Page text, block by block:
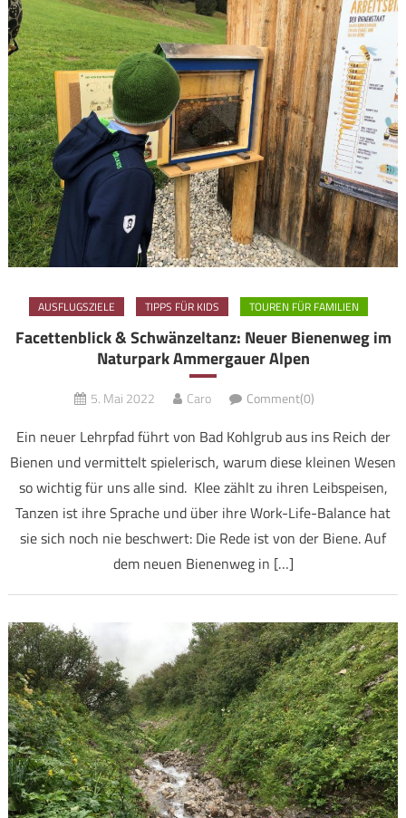
AUSFLUGSZIELE TIPPS FÜR KIDS TOUREN FÜR FAMILIEN
Facettenblick & Schwänzeltanz: Neuer Bienenweg im
Naturpark Ammergauer Alpen
5. Mai 2022 Caro Comment(0)
Ein neuer Lehrpfad führt von Bad Kohlgrub aus ins Reich der
Bienen und vermittelt spielerisch, warum diese kleinen Wesen
so wichtig für uns alle sind. Klee zählt zu ihren Leibspeisen,
Tanzen ist ihre Sprache und über ihre Work-Life-Balance hat
sie sich noch nie beschwert: Die Rede ist von der Biene. Auf
dem neuen Bienenweg in […]